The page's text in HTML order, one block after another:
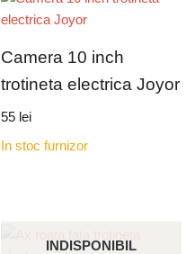
Camera 10 inch
trotineta electrica Joyor
55 lei
In stoc furnizor
INDISPONIBIL